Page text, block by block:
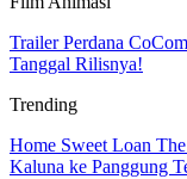
Trailer Perdana
Tanggal Rilisnya!
Trending
Home Sweet Loan
Kaluna ke Panggung